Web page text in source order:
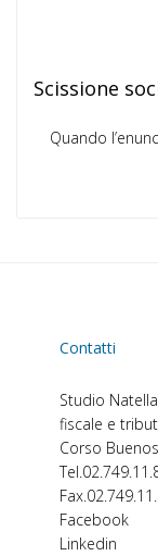
Scissione
Quando
Contatti
Studio
fiscale e
Corso
Tel.
Fax.
Facebook
Linkedin